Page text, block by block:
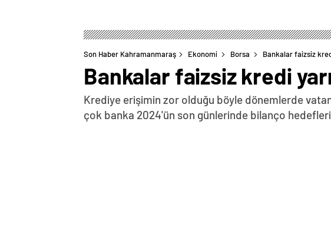
Son Haber Kahramanmaraş Ekonomi Borsa Bankalar faizsiz
Bankalar faizsiz kredi
Krediye erişimin zor olduğu böyle dönemlerde
çok banka 2024'ün son günlerinde bilanço